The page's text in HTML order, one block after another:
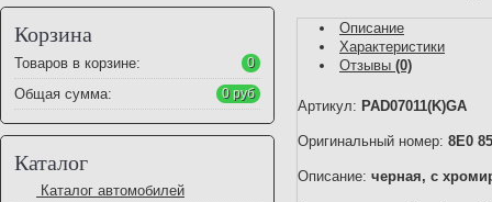
Корзина
Товаров в корзине: 0
Общая сумма: 0 руб
Каталог
Каталог автомобилей
Описание
Характеристики
Отзывы (0)
Артикул: PAD07011(K)GA
Оригинальный номер: 8E0
Описание: черная, с